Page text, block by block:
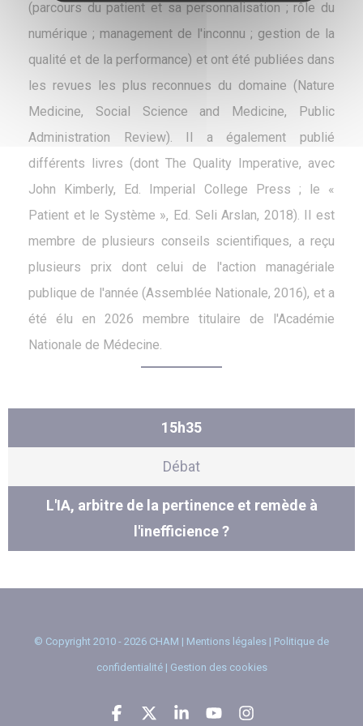
(parcours du patient et sa personnalisation ; rôle du
numérique ; management de l'inconnu ; gestion de la
qualité et de la performance) et ont été publiées dans
les revues les plus reconnues du domaine (Nature
Medicine, Social Science and Medicine, Public
Administration Review). Il a également publié
différents livres (dont The Quality Imperative, avec
John Kimberly, Ed. Imperial College Press ; le «
Patient et le Système », Ed. Seli Arslan, 2018). Il est
membre de plusieurs conseils scientifiques, a reçu
plusieurs prix dont celui de l'action managériale
publique de l'année (Assemblée Nationale, 2016), et a
été élu en 2026 membre titulaire de l'Académie
Nationale de Médecine.
15h35
Débat
L'IA, arbitre de la pertinence et remède à
l'inefficience ?
© Copyright 2010 - 2026 CHAM | Mentions légales | Politique de
confidentialité| Gestion des cookies